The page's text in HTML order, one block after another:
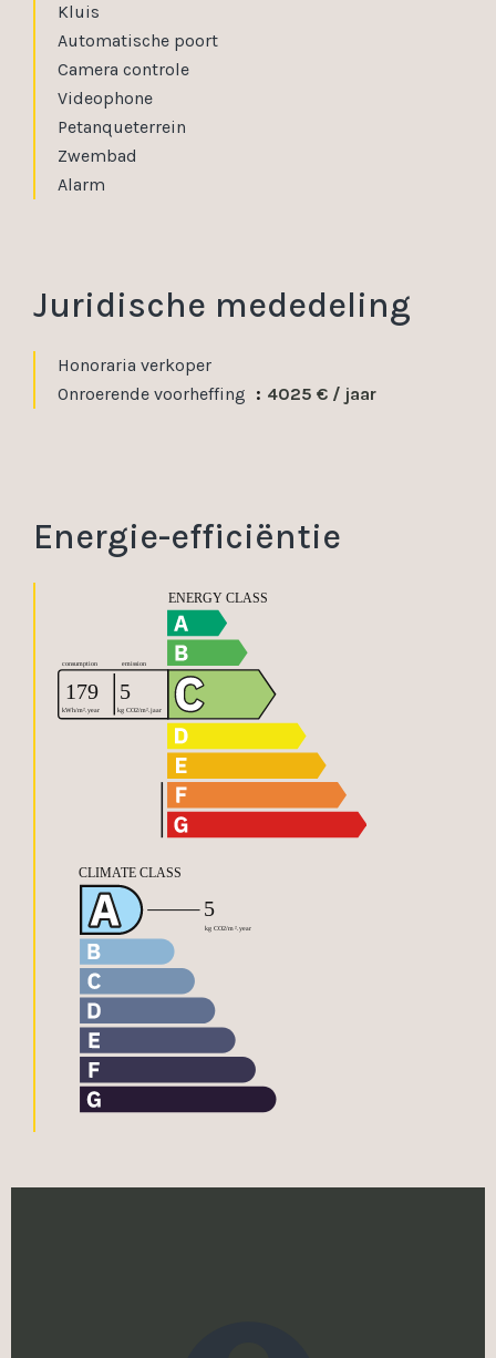
Kluis
Automatische poort
Camera controle
Videophone
Petanqueterrein
Zwembad
Alarm
Juridische mededeling
Honoraria verkoper
Onroerende voorheffing
4025 € / jaar
Energie-efficiëntie